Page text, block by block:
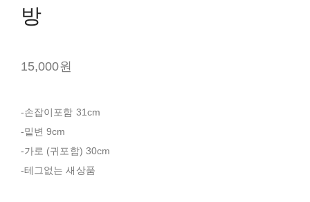
방
15,000원
-손잡이포함 31cm
-밑변 9cm
-가로 (귀포함) 30cm
-테그없는 새상품